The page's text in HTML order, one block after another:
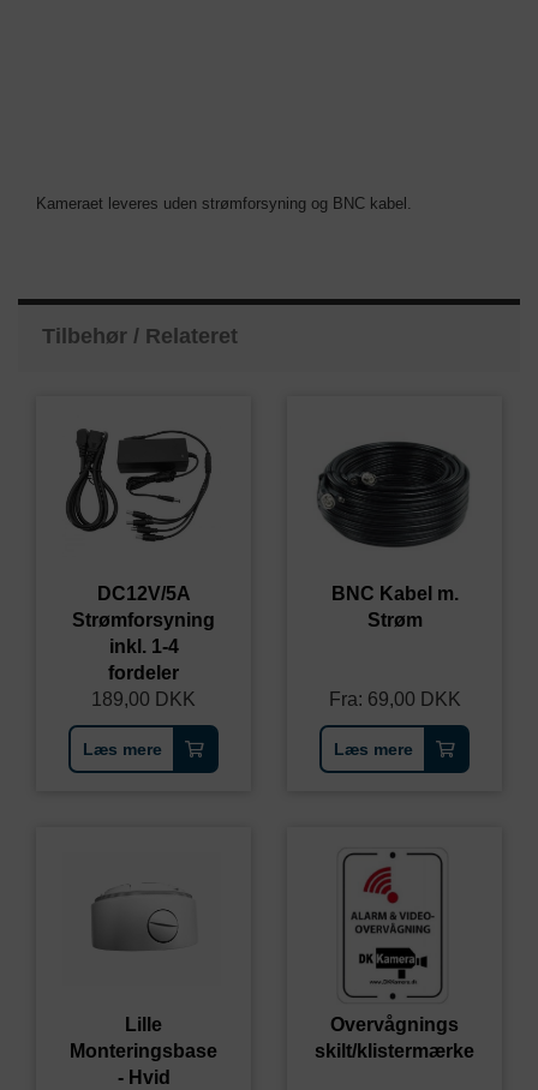
Kameraet leveres uden strømforsyning og BNC kabel.
Tilbehør / Relateret
DC12V/5A
Strømforsyning
inkl. 1-4
fordeler
189,00 DKK
Læs mere
BNC Kabel m.
Strøm
Fra: 69,00 DKK
Læs mere
Lille
Monteringsbase
- Hvid
Overvågnings
skilt/klistermærke